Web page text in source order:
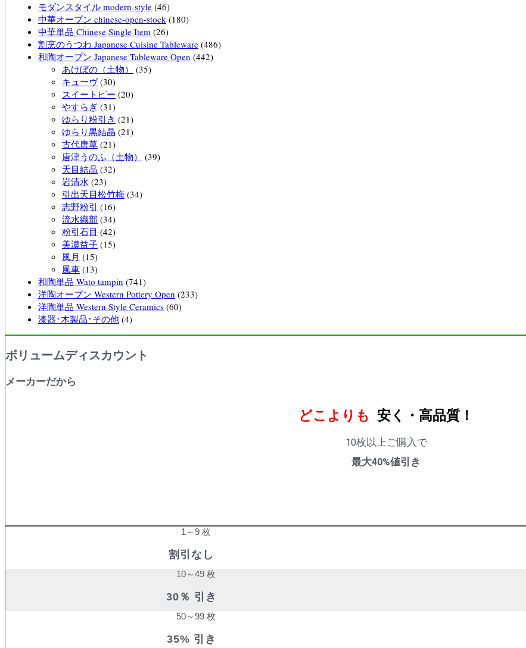
モダンスタイル modern-style (46)
中華オープン chinese-open-stock (180)
中華単品 Chinese Single Item (26)
割烹のうつわ Japanese Cuisine Tableware (486)
和陶オープン Japanese Tableware Open (442)
あけぼの（土物）
(35)
キューヴ (30)
スイートピー (20)
やすらぎ (31)
ゆらり粉引き (21)
ゆらり黒結晶 (21)
古代唐草 (21)
唐津うのふ（土物）
(39)
天目結晶 (32)
岩清水 (23)
引出天目松竹梅 (34)
志野粉引 (16)
流水織部 (34)
粉引石目 (42)
美濃益子 (15)
風月 (15)
風車 (13)
和陶単品 Wato tampin (741)
洋陶オープン Western Pottery Open (233)
洋陶単品 Western Style Ceramics (60)
漆器･木製品･その他 (4)
ボリュームディスカウント
メーカーだから
どこよりも 安く・高品質！
10枚以上ご購入で
最大40%値引き
1～9 枚
割引なし
10～49 枚
30％ 引き
50～99 枚
35% 引き